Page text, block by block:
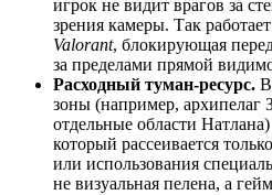
игрок не видит врагов за
зрения камеры. Так
Valorant, блокирующая
за пределами прямой
Расходный туман-ресурс. В
зоны (например, архипелаг
отдельные области
который рассеивается
или использования
не визуальная пелена, а